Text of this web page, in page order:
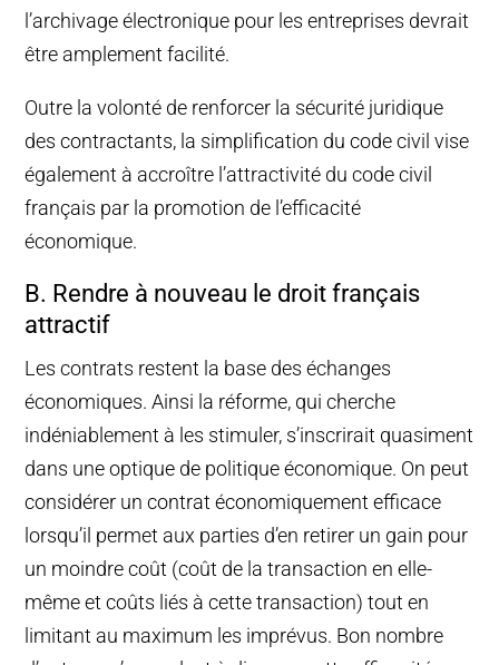
l’archivage électronique pour les entreprises devrait
être amplement facilité.
Outre la volonté de renforcer la sécurité juridique
des contractants, la simplification du code civil vise
également à accroître l’attractivité du code civil
français par la promotion de l’efficacité
économique.
B. Rendre à nouveau le droit français
attractif
Les contrats restent la base des échanges
économiques. Ainsi la réforme, qui cherche
indéniablement à les stimuler, s’inscrirait quasiment
dans une optique de politique économique. On peut
considérer un contrat économiquement efficace
lorsqu’il permet aux parties d’en retirer un gain pour
un moindre coût (coût de la transaction en elle-
même et coûts liés à cette transaction) tout en
limitant au maximum les imprévus. Bon nombre